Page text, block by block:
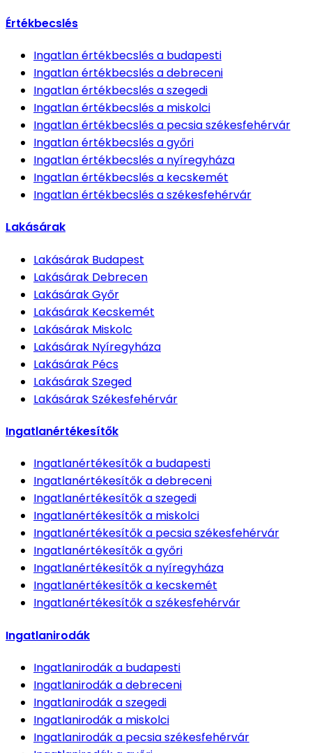
Értékbecslés
Ingatlan értékbecslésa budapesti
Ingatlan értékbecslésa debreceni
Ingatlan értékbecslésa szegedi
Ingatlan értékbecslésa miskolci
Ingatlan értékbecslésa pecsia székesfehérvár
Ingatlan értékbecslésa győri
Ingatlan értékbecslésa nyíregyháza
Ingatlan értékbecslésa kecskemét
Ingatlan értékbecslésa székesfehérvár
Lakásárak
Lakásárak Budapest
Lakásárak Debrecen
LakásárakGyőr
Lakásárak Kecskemét
Lakásárak Miskolc
Lakásárak Nyíregyháza
Lakásárak Pécs
LakásárakSzeged
LakásárakSzékesfehérvár
Ingatlanértékesítők
Ingatlanértékesítőka budapesti
Ingatlanértékesítőka debreceni
Ingatlanértékesítőka szegedi
Ingatlanértékesítőka miskolci
Ingatlanértékesítőka pecsia székesfehérvár
Ingatlanértékesítőka győri
Ingatlanértékesítőka nyíregyháza
Ingatlanértékesítőka kecskemét
Ingatlanértékesítőka székesfehérvár
Ingatlanirodák
Ingatlanirodáka budapesti
Ingatlanirodáka debreceni
Ingatlanirodáka szegedi
Ingatlanirodáka miskolci
Ingatlanirodáka pecsia székesfehérvár